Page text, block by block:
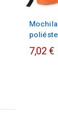
7,02 €